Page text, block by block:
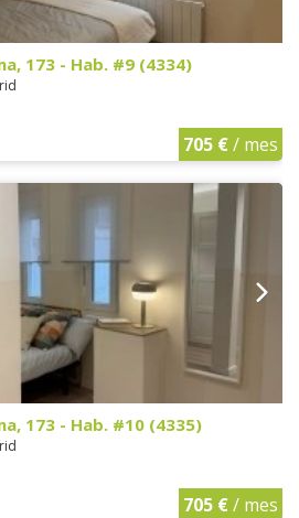
173 - Hab. #9 (4334)
705 €/ mes
173 - Hab. #10 (4335)
705 €/ mes